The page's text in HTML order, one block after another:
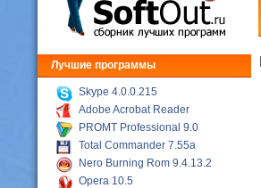
Лучшие программы
Skype 4.0.0.215
Adobe Acrobat Reader
PROMT Professional 9.0
Total Commander 7.55a
Nero Burning Rom 9.4.13.2
Opera 10.5